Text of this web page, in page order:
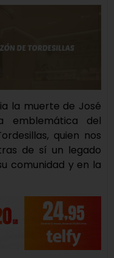
la muerte de José
emblemática del
quien nos
de sí un legado
comunidad y en la